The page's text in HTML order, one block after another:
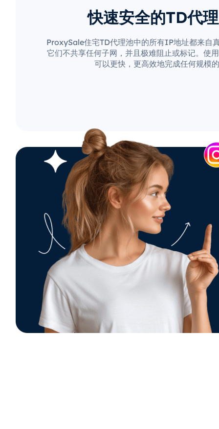
快速安全的TD代
ProxySale住宅TD代理池中的所有IP地址都来自
它们不共享任何子网，并且极难阻止或标记。使
可以更快，更高效地完成任何规模